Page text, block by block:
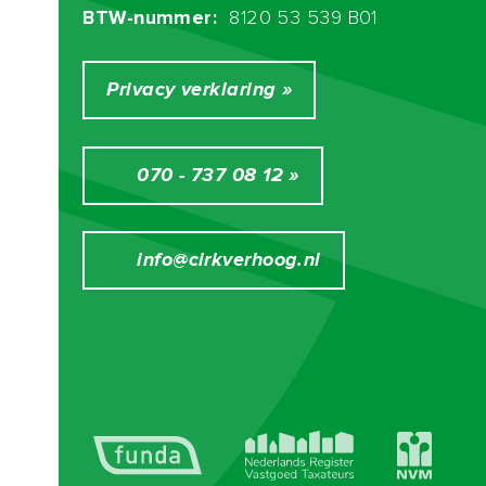
Entree op straatniveau, binnenkomst in lange, L-
Direct links de 1e slaapkamer aan de voorzijde.
Daar tegenover aan de rechtervoorzijde de
royale (ouder)slaapkamer.
Verderop in de gang links de moderne, ruime
badkamer. De badkamer is uitgerust met ligbad
met planchet met watervalletje en een
regendouche, een wastafelmeubel met wasbak
met daarboven een grote wandspiegel, een
handdoekenradiator, een toilet en niet in de
laatste plaats is er vloerverwarming in deze
BTW-nummer: 8120 53 539 B01
Privacy verklaring »
070 - 737 08 12 »
info@cirkverhoog.nl